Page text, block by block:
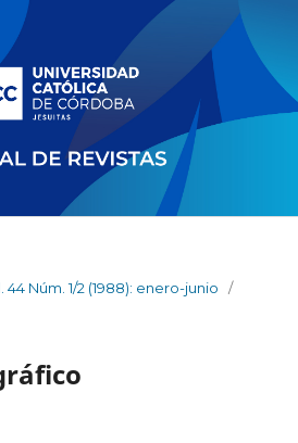
44 Núm. 1/2 (1988): enero-junio
/